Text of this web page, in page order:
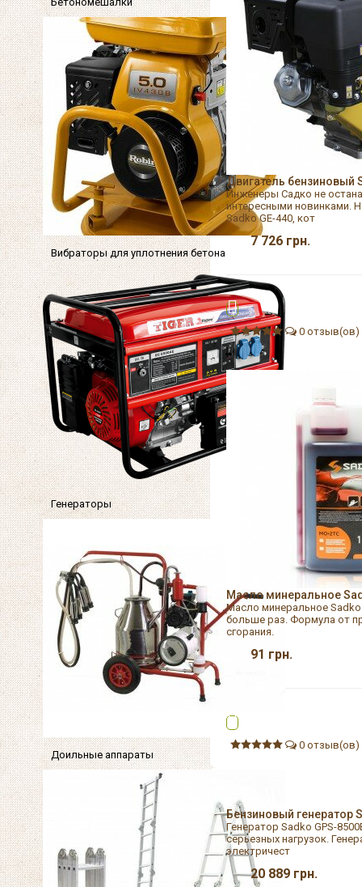
Вибраторы для уплотнения бетона
Генераторы
Доильные аппараты
Двигатель бензиновый
Инженеры Садко не
интересными новинками.
Sadko GE-440, кот
7 726 грн.
0 отзыв(ов)
Масло минеральное
Масло минеральное
больше раз. Формула от
сгорания.
91 грн.
0 отзыв(ов)
Бензиновый генератор
Генератор Sadko GPS-
серьезных нагрузок.
электричест
20 889 грн.